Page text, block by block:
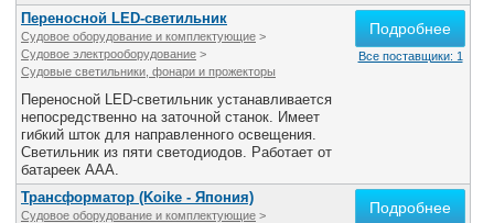
Переносной LED-светильник
Судовое оборудование и комплектующие >
Судовое электрооборудование >
Судовые светильники, фонари и прожекторы
Переносной LED-светильник устанавливается
непосредственно на заточной станок. Имеет
гибкий шток для направленного освещения.
Светильник из пяти светодиодов. Работает от
батареек ААА.
Подробнее
Все поставщики: 1
Трансформатор (Koike - Япония)
Судовое оборудование и комплектующие >
Подробнее